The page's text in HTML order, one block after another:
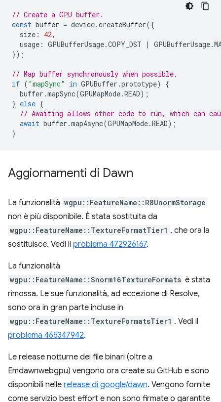
// Create a GPU buffer.
const buffer = device.createBuffer({
size : 42,
usage : GPUBufferUsage.COPY_DST | GPUBufferUsage.
});
// Map buffer synchronously when possible.
if ( "mapSync" in GPUBuffer .prototype)
{
buffer .mapSync(GPUMapMode.READ);
} else {
// Awaiting allows other code to run, which can
await buffer .mapAsync(GPUMapMode.READ);
}
Aggiornamenti di Dawn
La funzionalità wgpu::FeatureName::R8UnormStorage
non è più disponibile. È stata sostituita da
wgpu::FeatureName::TextureFormatTier1 , che ora la
sostituisce. Vedi il problema 472926167.
La funzionalità
wgpu::FeatureName::Snorm16TextureFormats è stata
rimossa. Le sue funzionalità, ad eccezione di Resolve,
sono ora in gran parte incluse in
wgpu::FeatureName::TextureFormatsTier1 . Vedi il
problema 465347942.
Le release notturne dei file binari (oltre a
Emdawnwebgpu) vengono ora create su GitHub e sono
disponibili nelle release di google/dawn. Vengono fornite
come servizio best effort e non sono firmate o garantite